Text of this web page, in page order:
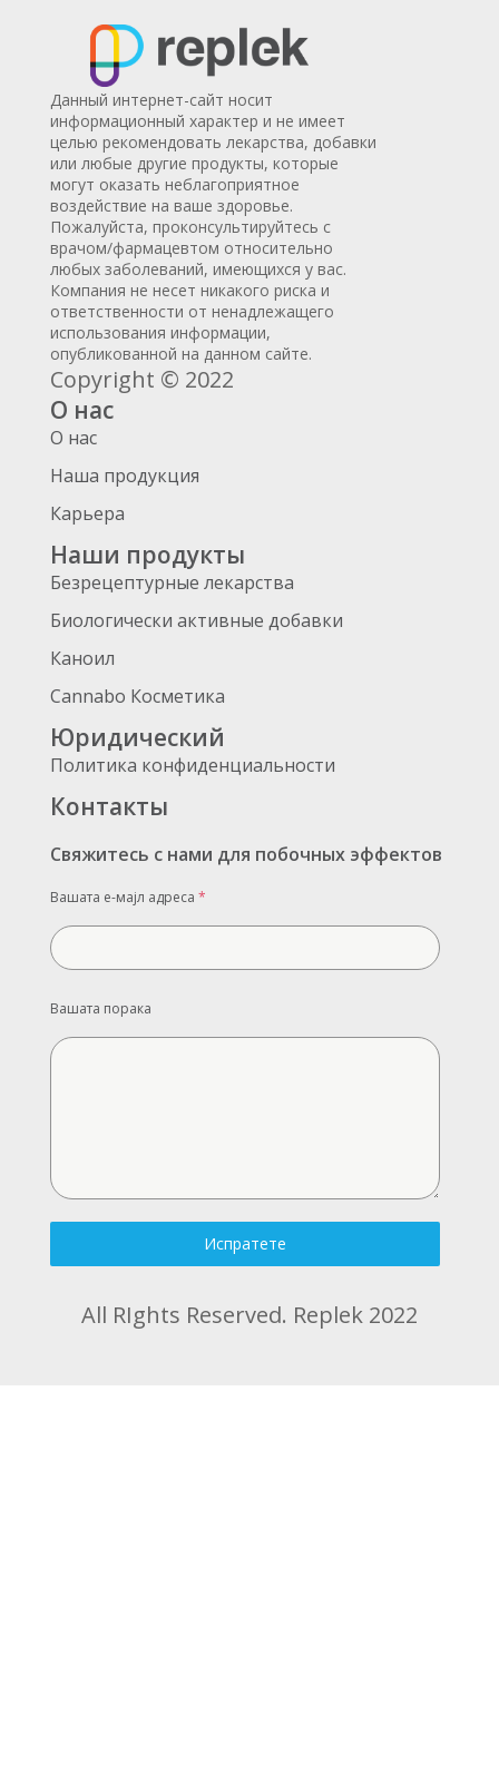
Данный интернет-сайт носит
информационный характер и не имеет
целью рекомендовать лекарства, добавки
или любые другие продукты, которые
могут оказать неблагоприятное
воздействие на ваше здоровье.
Пожалуйста, проконсультируйтесь с
врачом/фармацевтом относительно
любых заболеваний, имеющихся у вас.
Компания не несет никакого риска и
ответственности от ненадлежащего
использования информации,
опубликованной на данном сайте.
Copyright © 2022
О нас
О нас
Наша продукция
Карьера
Наши продукты
Безрецептурные лекарства
Биологически активные добавки
Каноил
Cannabo Косметика
Юридический
Политика конфиденциальности
Контакты
Свяжитесь с нами для побочных эффектов
Вашата е-мајл адреса *
Вашата порака
Испратете
All RIghts Reserved. Replek 2022